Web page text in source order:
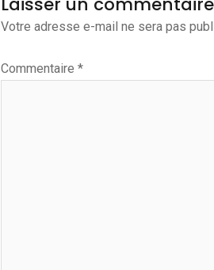
Votre adresse e-mail ne sera pas
Commentaire *